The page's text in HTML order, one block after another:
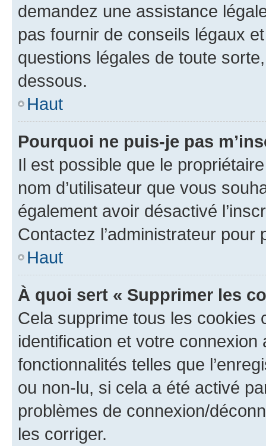
demandez une assistance
pas fournir de conseils légaux
questions légales de toute
dessous.
Haut
Pourquoi ne puis-je pas
Il est possible que le
nom d’utilisateur que vous
également avoir désactivé
Contactez l’administrateur
Haut
À quoi sert « Supprimer les
Cela supprime tous les cookies
identification et votre
fonctionnalités telles que
ou non-lu, si cela a été activé
problèmes de connexion/
les corriger.